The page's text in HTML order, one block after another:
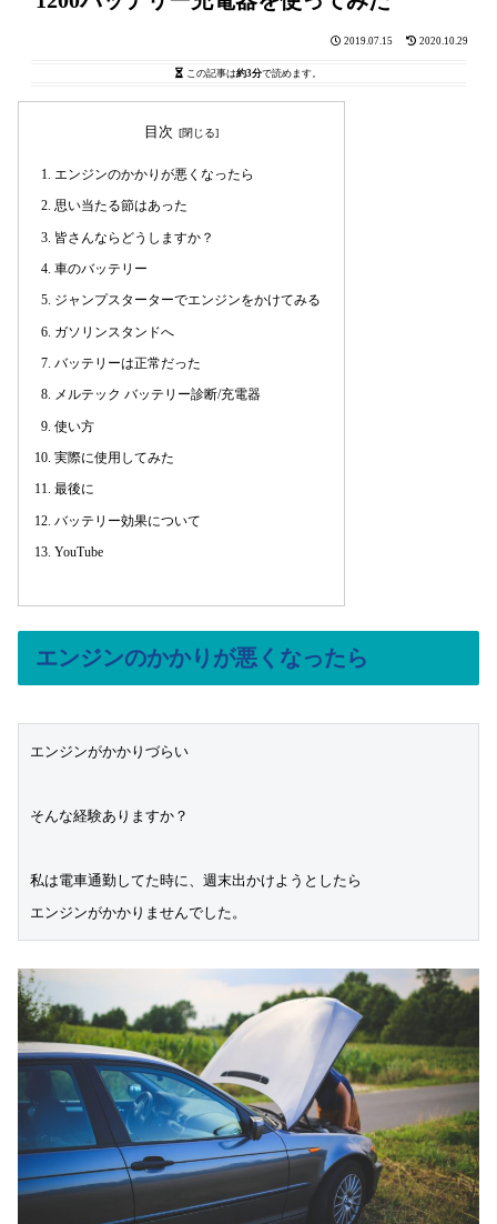
2019.07.15 2020.10.29
この記事は約3分で読めます。
目次
エンジンのかかりが悪くなったら
思い当たる節はあった
皆さんならどうしますか？
車のバッテリー
ジャンプスターターでエンジンをかけてみる
ガソリンスタンドへ
バッテリーは正常だった
メルテック バッテリー診断/充電器
使い方
実際に使用してみた
最後に
バッテリー効果について
YouTube
エンジンのかかりが悪くなったら
エンジンがかかりづらい
そんな経験ありますか？
私は電車通勤してた時に、週末出かけようとしたら
エンジンがかかりませんでした。